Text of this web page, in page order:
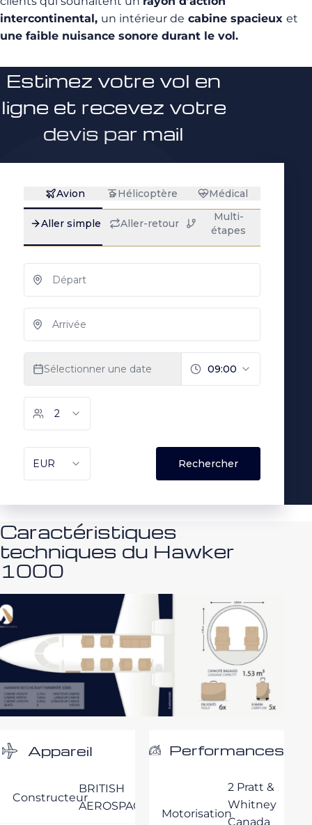
intercontinental, un intérieur de cabine spacieux et
une faible nuisance sonore durant le vol.
Estimez votre vol en
ligne et recevez votre
devis par mail
Caractéristiques
techniques du Hawker
1000
Appareil
Constructeur
BRITISH
AEROSPACE
Performances
Motorisation
2 Pratt &
Whitney
Canada